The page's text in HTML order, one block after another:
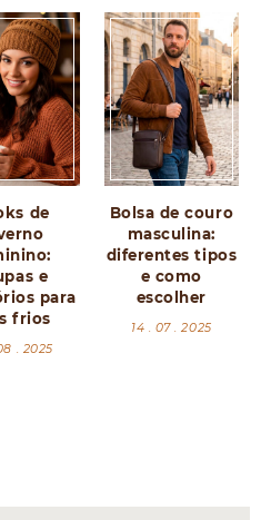
de
e
para
frios
. 2025
Bolsa de couro
masculina:
diferentes tipos
e como
escolher
14 . 07 . 2025